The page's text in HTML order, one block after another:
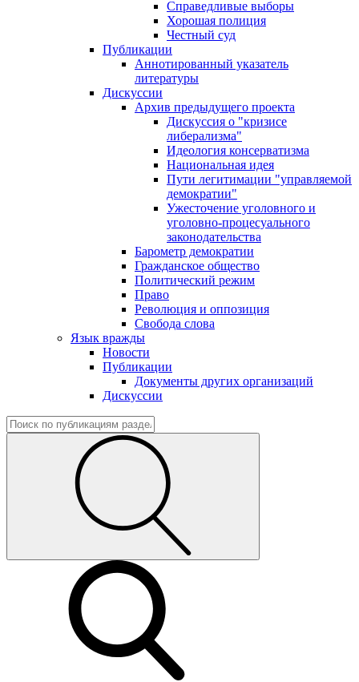
Справедливые выборы
Хорошая полиция
Честный суд
Публикации
Аннотированный указатель
литературы
Дискуссии
Архив предыдущего проекта
Дискуссия о "кризисе
либерализма"
Идеология консерватизма
Национальная идея
Пути легитимации "управляемой
демократии"
Ужесточение уголовного и
уголовно-процесуального
законодательства
Барометр демократии
Гражданское общество
Политический режим
Право
Революция и оппозиция
Свобода слова
Язык вражды
Новости
Публикации
Документы других организаций
Дискуссии